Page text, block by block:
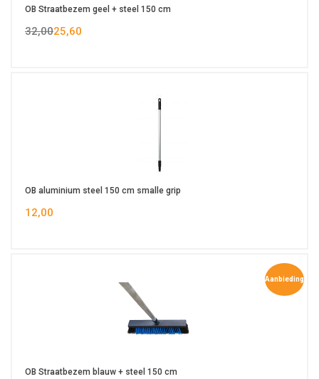
OB Straatbezem geel + steel 150 cm
32,0025,60
OB aluminium steel 150 cm smalle grip
12,00
Aanbieding
OB Straatbezem blauw + steel 150 cm